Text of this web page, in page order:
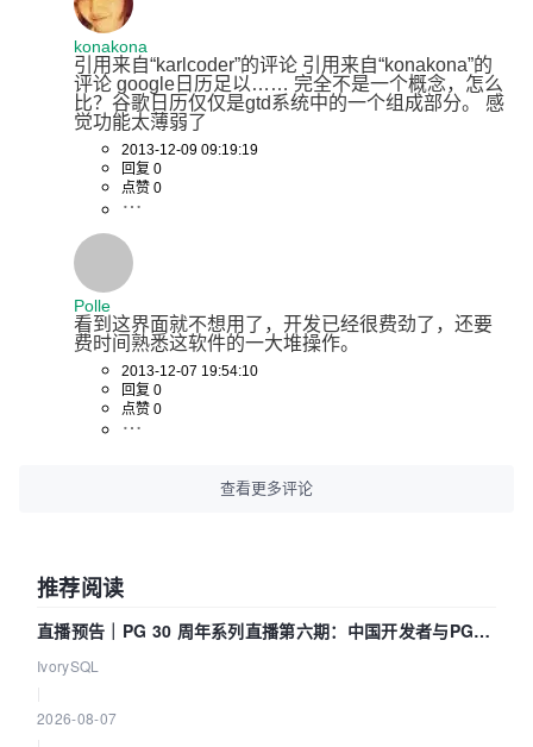
konakona
引用来自“karlcoder”的评论 引用来自“konakona”的
评论 google日历足以…… 完全不是一个概念，怎么
比？谷歌日历仅仅是gtd系统中的一个组成部分。 感
觉功能太薄弱了
2013-12-09 09:19:19
回复 0
点赞 0
Polle
看到这界面就不想用了，开发已经很费劲了，还要
费时间熟悉这软件的一大堆操作。
2013-12-07 19:54:10
回复 0
点赞 0
查看更多评论
推荐阅读
直播预告｜PG 30 周年系列直播第六期：中国开发者与PG内
核——我们改得动吗？我们贡献了什么？
IvorySQL
2026-08-07